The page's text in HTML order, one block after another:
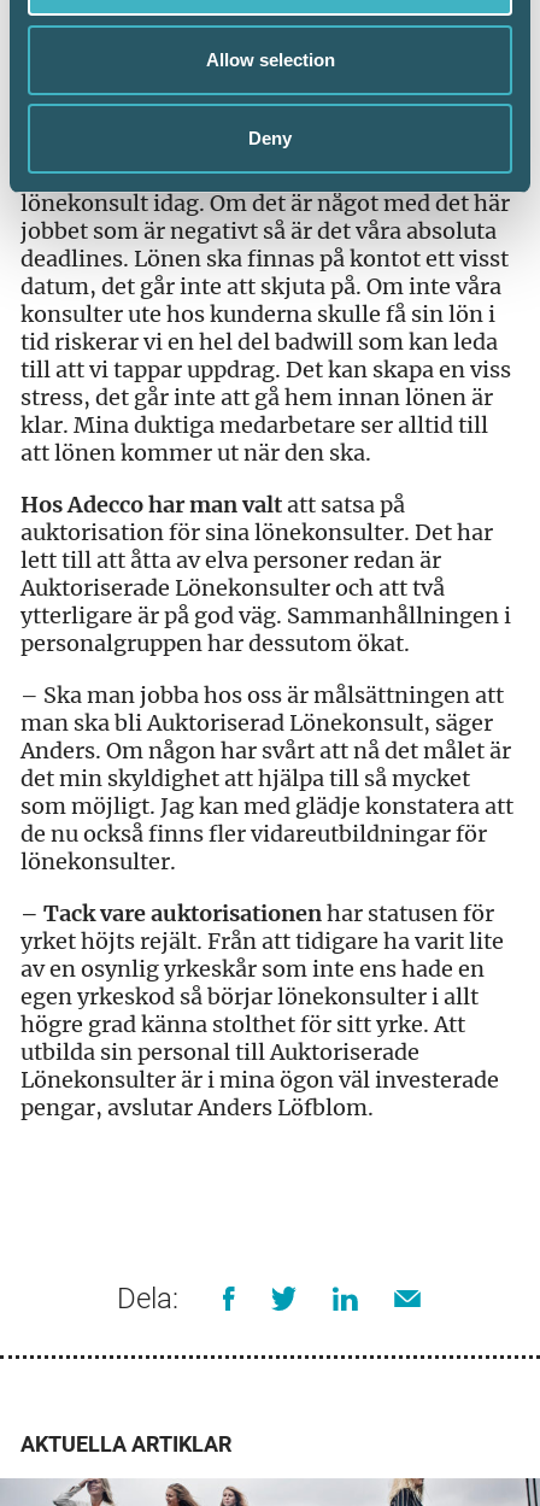
Allow selection
Deny
Tjusningen med att jobbamed lön är, enligt
Lagstiftningen förändras, man ska ta hänsyn
till både kollektivavtal och kundföretagets
– Det säger lite om vilka krav det ställs på en
lönekonsult idag. Om det är något med det här
jobbet som är negativt så är det våra absoluta
deadlines. Lönen ska finnas på kontot ett visst
datum, det går inte att skjuta på. Om inte våra
konsulter ute hos kunderna skulle få sin lön i
tid riskerar vi en hel del badwill som kan leda
till att vi tappar uppdrag. Det kan skapa en viss
stress, det går inte att gå hem innan lönen är
klar. Mina duktiga medarbetare ser alltid till
att lönen kommer ut när den ska.
Hos Adecco har man valtatt satsa på
auktorisation för sina lönekonsulter. Det har
lett till att åtta av elva personer redan är
Auktoriserade Lönekonsulter och att två
ytterligare är på god väg. Sammanhållningen i
personalgruppen har dessutom ökat.
– Ska man jobba hos oss är målsättningen att
man ska bli Auktoriserad Lönekonsult, säger
Anders. Om någon har svårt att nå det målet är
det min skyldighet att hjälpa till så mycket
som möjligt. Jag kan med glädje konstatera att
de nu också finns fler vidareutbildningar för
lönekonsulter.
– Tack vare auktorisationenhar statusen för
yrket höjts rejält. Från att tidigare ha varit lite
av en osynlig yrkeskår som inte ens hade en
egen yrkeskod så börjar lönekonsulter i allt
högre grad känna stolthet för sitt yrke. Att
utbilda sin personal till Auktoriserade
Lönekonsulter är i mina ögon väl investerade
pengar, avslutar Anders Löfblom.
Dela:
AKTUELLA ARTIKLAR